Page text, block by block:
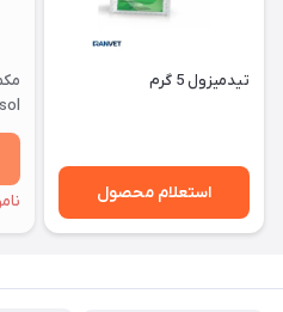
تیدمیزول 5 گرم
استعلام محصول